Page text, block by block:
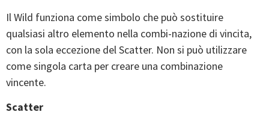
Il Wild funziona come simbolo che può sostituire
qualsiasi altro elemento nella combi-nazione di vincita,
con la sola eccezione del Scatter. Non si può utilizzare
come singola carta per creare una combinazione
vincente.
Scatter